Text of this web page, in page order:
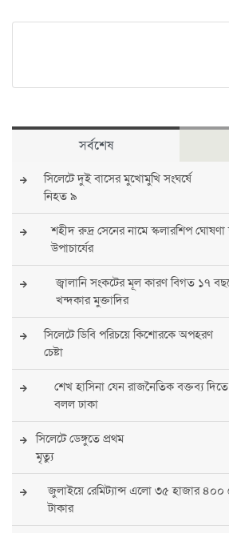
সর্বশেষ
সিলেটে দুই বাসের মুখোমুখি সংঘর্ষে
নিহত ৯
শহীদ রুদ্র সেনের নামে স্কলারশিপ ঘোষণা
উপাচার্যের
জ্বালানি সংকটের মূল কারণ বিগত ১৭
খন্দকার মুক্তাদির
সিলেটে ডিবি পরিচয়ে কিশোরকে অপহরণ
চেষ্টা
শেখ হাসিনা যেন রাজনৈতিক বক্তব্য দিতে
বলল ঢাকা
সিলেটে ডেঙ্গুতে প্রথম
মৃত্যু
জুলাইয়ে রেমিট্যান্স এলো ৩৫ হাজার ৪০০
টাকার